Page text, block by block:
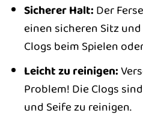
Sicherer Halt: Der
einen sicheren Sitz
Clogs beim Spielen
Leicht zu reinigen:
Problem! Die Clogs
und Seife zu reinigen.